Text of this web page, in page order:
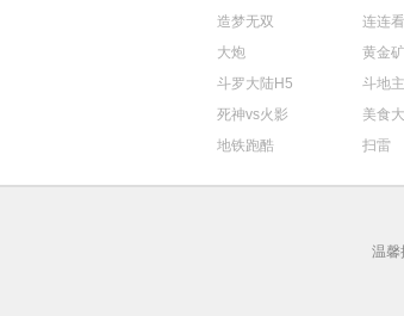
造梦无双
连连看
大炮
黄金
斗罗大陆H5
斗地主
死神vs火影
美食
地铁跑酷
扫雷
温馨